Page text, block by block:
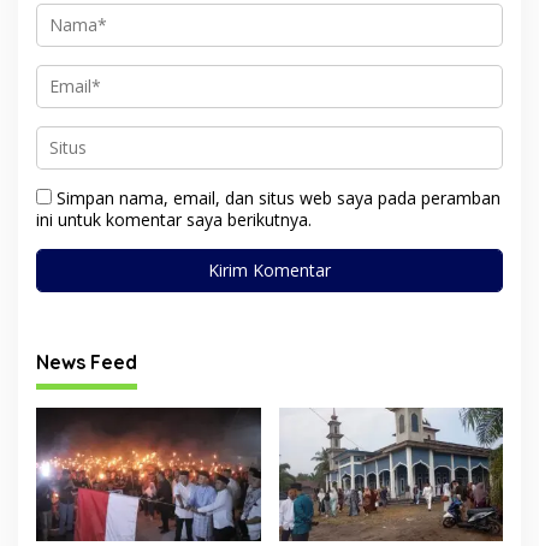
Simpan nama, email, dan situs web saya pada peramban
ini untuk komentar saya berikutnya.
News Feed